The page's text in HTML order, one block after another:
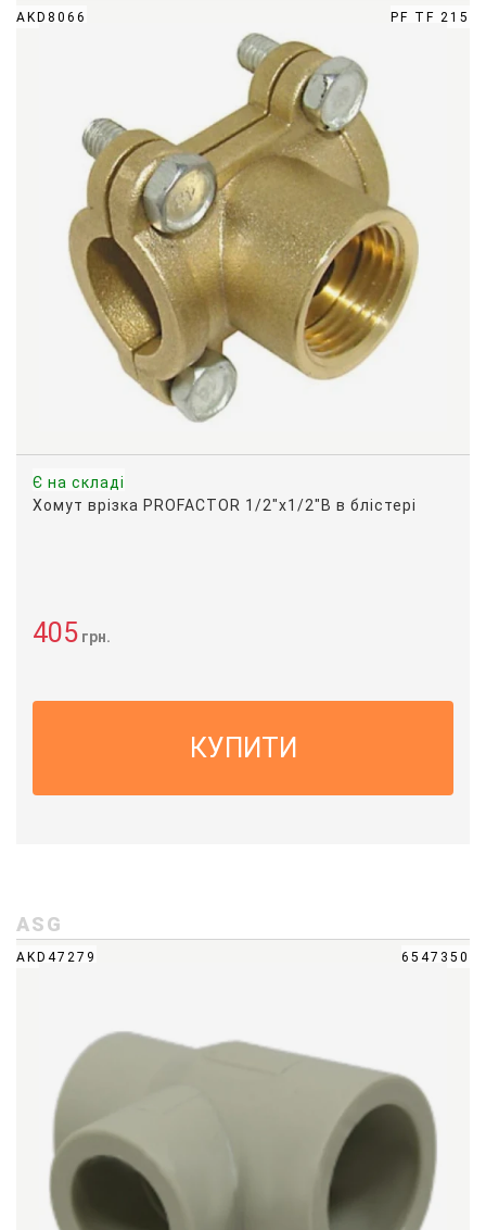
AKD8066 PF TF 215
Є на складі
Хомут врізка PROFACTOR 1/2"x1/2"В в блістері
405 грн.
КУПИТИ
ASG
AKD47279 6547350